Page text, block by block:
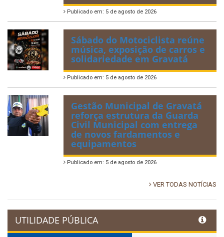
Publicado em: 5 de agosto de 2026
Sábado do Motociclista reúne
música, exposição de carros e
solidariedade em Gravatá
Publicado em: 5 de agosto de 2026
Gestão Municipal de Gravatá
reforça estrutura da Guarda
Civil Municipal com entrega
de novos fardamentos e
equipamentos
Publicado em: 5 de agosto de 2026
VER TODAS NOTÍCIAS
UTILIDADE PÚBLICA